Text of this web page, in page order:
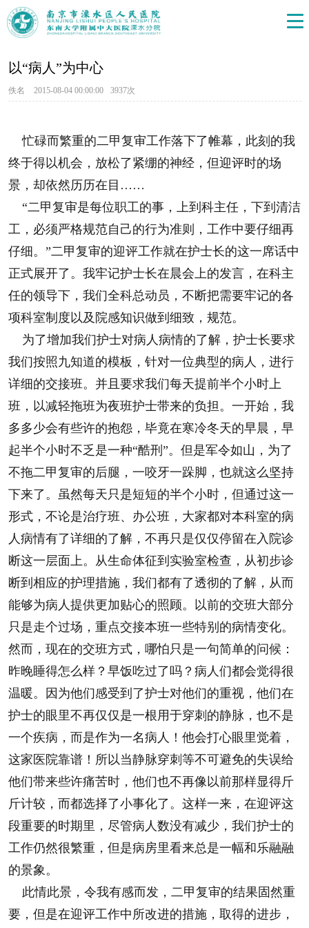
以“病人”为中心
佚名 2015-08-04 00:00:00 3937次
忙碌而繁重的二甲复审工作落下了帷幕，此刻的我
终于得以机会，放松了紧绷的神经，但迎评时的场
景，却依然历历在目……
“二甲复审是每位职工的事，上到科主任，下到清洁
工，必须严格规范自己的行为准则，工作中要仔细再
仔细。”二甲复审的迎评工作就在护士长的这一席话中
正式展开了。我牢记护士长在晨会上的发言，在科主
任的领导下，我们全科总动员，不断把需要牢记的各
项科室制度以及院感知识做到细致，规范。
为了增加我们护士对病人病情的了解，护士长要求
我们按照九知道的模板，针对一位典型的病人，进行
详细的交接班。并且要求我们每天提前半个小时上
班，以减轻拖班为夜班护士带来的负担。一开始，我
多多少会有些许的抱怨，毕竟在寒冷冬天的早晨，早
起半个小时不乏是一种“酷刑”。但是军令如山，为了
不拖二甲复审的后腿，一咬牙一跺脚，也就这么坚持
下来了。虽然每天只是短短的半个小时，但通过这一
形式，不论是治疗班、办公班，大家都对本科室的病
人病情有了详细的了解，不再只是仅仅停留在入院诊
断这一层面上。从生命体征到实验室检查，从初步诊
断到相应的护理措施，我们都有了透彻的了解，从而
能够为病人提供更加贴心的照顾。以前的交班大部分
只是走个过场，重点交接本班一些特别的病情变化。
然而，现在的交班方式，哪怕只是一句简单的问候：
昨晚睡得怎么样？早饭吃过了吗？病人们都会觉得很
温暖。因为他们感受到了护士对他们的重视，他们在
护士的眼里不再仅仅是一根用于穿刺的静脉，也不是
一个疾病，而是作为一名病人！他会打心眼里觉着，
这家医院靠谱！所以当静脉穿刺等不可避免的失误给
他们带来些许痛苦时，他们也不再像以前那样显得斤
斤计较，而都选择了小事化了。这样一来，在迎评这
段重要的时期里，尽管病人数没有减少，我们护士的
工作仍然很繁重，但是病房里看来总是一幅和乐融融
的景象。
此情此景，令我有感而发，二甲复审的结果固然重
要，但是在迎评工作中所改进的措施，取得的进步，